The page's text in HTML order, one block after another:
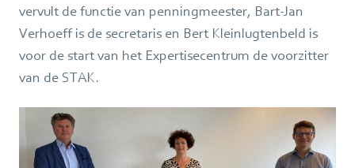
vervult de functie van penningmeester, Bart-Jan
Verhoeff is de secretaris en Bert Kleinlugtenbeld is
voor de start van het Expertisecentrum de voorzitter
van de STAK.